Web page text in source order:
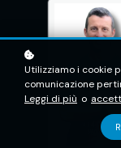
Utilizziamo i cookie
comunicazione
Leggi di più o